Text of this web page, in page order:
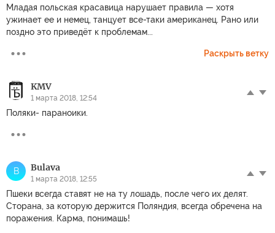
Младая польская красавица нарушает правила — хотя
ужинает ее и немец, танцует все-таки американец. Рано или
поздно это приведёт к проблемам...
Раскрыть ветку
KMV
1 марта 2018, 12:54
Поляки- параноики.
B Bulava
1 марта 2018, 12:55
Пшеки всегда ставят не на ту лошадь, после чего их делят.
Сторана, за которую держится Поляндия, всегда обречена на
поражения. Карма, понимашь!